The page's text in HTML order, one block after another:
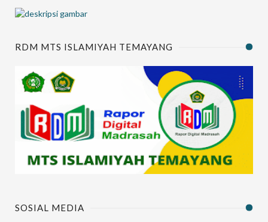
RDM MTS ISLAMIYAH TEMAYANG
SOSIAL MEDIA